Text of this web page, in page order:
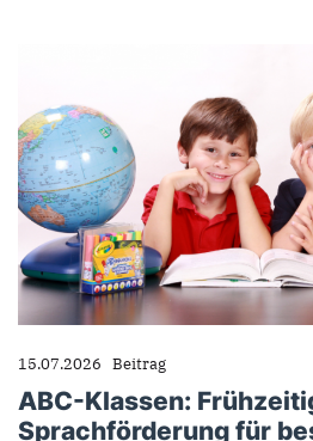
15.07.2026 Beitrag
ABC-Klassen:
Sprachförderung für